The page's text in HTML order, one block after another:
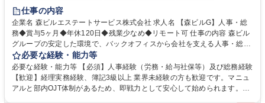
経験者歓迎
完全週休2日制
交通費支給 長期歓迎 駅近5分以内 土日祝休み
仕事の内容
企業名 森ビルエステートサービス株式会社 求人名 【森ビルG】人事・総
務◆賞与5ヶ月◆年休120日◆残業少なめ◆リモート可 仕事の内容 森ビル
グループの安定した環境で、バックオフィスから会社を支える人事・総務
をお任せします。 労務と総務の業務をバランスよく担当し、ゆくゆくは制
度改定などのコア業務にも挑戦できる、やりがいある環境です。 ■勤怠管
理、給与計算、社会保険手続き、年末調整等の労務管理全般 ■入退社手続
き、社内規定の改定や人事制度改定などのコア業務 ■社内イベントの企画
必要な経験・能力等
必要な経験・能力等 【必須】人事経験（労務・給与社保等）及び総務経験
【歓迎】経理実務経験、簿記3級以上 業界未経験の方も歓迎です。マニュ
アルと部内OJT体制があるため、即戦力として安心して始められます。